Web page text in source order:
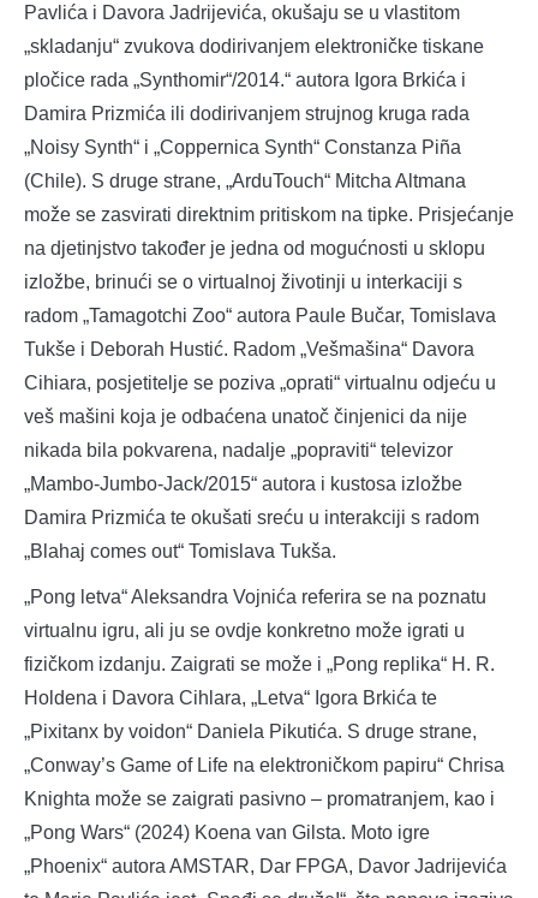
Pavlića i Davora Jadrijevića, okušaju se u vlastitom
„skladanju“ zvukova dodirivanjem elektroničke tiskane
pločice rada „Synthomir“/2014.“ autora Igora Brkića i
Damira Prizmića ili dodirivanjem strujnog kruga rada
„Noisy Synth“ i „Coppernica Synth“ Constanza Piña
(Chile). S druge strane, „ArduTouch“ Mitcha Altmana
može se zasvirati direktnim pritiskom na tipke. Prisjećanje
na djetinjstvo također je jedna od mogućnosti u sklopu
izložbe, brinući se o virtualnoj životinji u interkaciji s
radom „Tamagotchi Zoo“ autora Paule Bučar, Tomislava
Tukše i Deborah Hustić. Radom „Vešmašina“ Davora
Cihiara, posjetitelje se poziva „oprati“ virtualnu odjeću u
veš mašini koja je odbaćena unatoč činjenici da nije
nikada bila pokvarena, nadalje „popraviti“ televizor
„Mambo-Jumbo-Jack/2015“ autora i kustosa izložbe
Damira Prizmića te okušati sreću u interakciji s radom
„Blahaj comes out“ Tomislava Tukša.
„Pong letva“ Aleksandra Vojnića referira se na poznatu
virtualnu igru, ali ju se ovdje konkretno može igrati u
fizičkom izdanju. Zaigrati se može i „Pong replika“ H. R.
Holdena i Davora Cihlara, „Letva“ Igora Brkića te
„Pixitanx by voidon“ Daniela Pikutića. S druge strane,
„Conway’s Game of Life na elektroničkom papiru“ Chrisa
Knighta može se zaigrati pasivno – promatranjem, kao i
„Pong Wars“ (2024) Koena van Gilsta. Moto igre
„Phoenix“ autora AMSTAR, Dar FPGA, Davor Jadrijevića